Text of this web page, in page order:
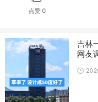
点赞0
吉林
网友